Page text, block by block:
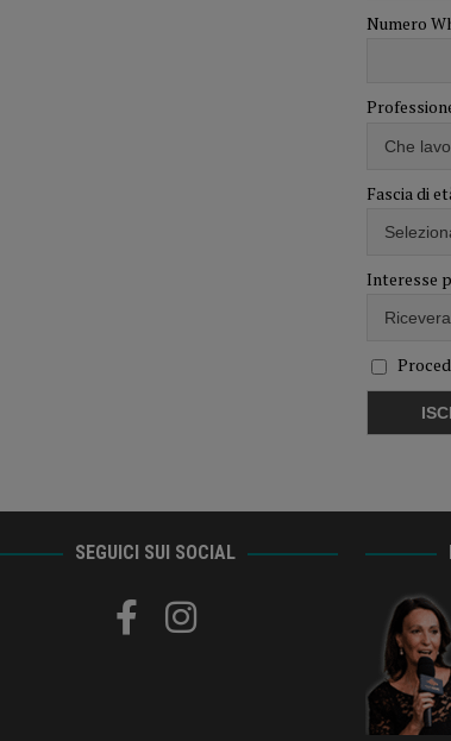
Numero
Fascia di
Interesse
SEGUICI SUI SOCIAL